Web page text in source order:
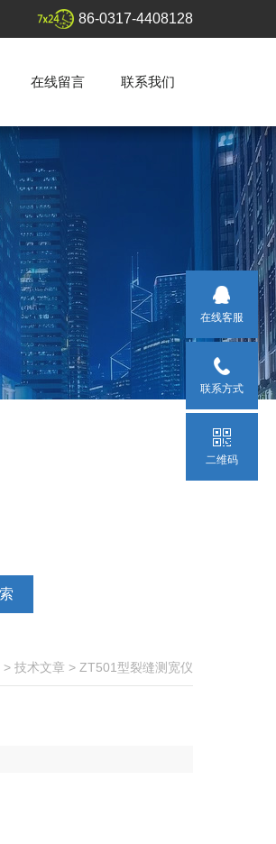
86-0317-4408128
在线留言 联系我们
> 技术文章 > ZT501型裂缝测宽仪
在线客服
联系方式
二维码